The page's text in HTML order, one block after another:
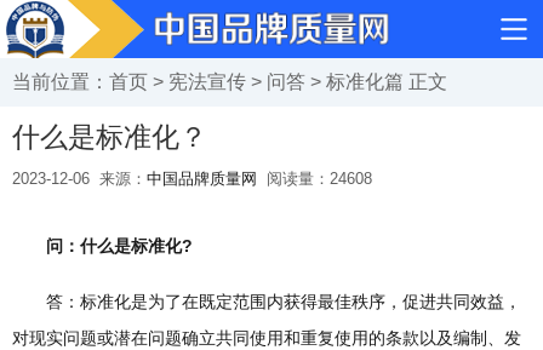
当前位置： 首页 > 宪法宣传 > 问答 > 标准化篇 正文
什么是标准化？
2023-12-06 来源： 中国品牌质量网 阅读量： 24608
问：什么是标准化?
答：标准化是为了在既定范围内获得最佳秩序，促进共同效益，
对现实问题或潜在问题确立共同使用和重复使用的条款以及编制、发